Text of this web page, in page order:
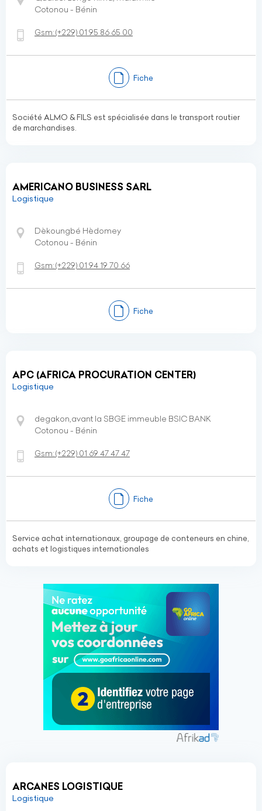
Cotonou - Bénin
Gsm:(+229) 01 95 86 65 00
Fiche
Société ALMO & FILS est spécialisée dans le transport routier
de marchandises.
AMERICANO BUSINESS SARL
Logistique
Dèkoungbé Hèdomey
Cotonou - Bénin
Gsm:(+229) 01 94 19 70 66
Fiche
APC (AFRICA PROCURATION CENTER)
Logistique
degakon,avant la SBGE immeuble BSIC BANK
Cotonou - Bénin
Gsm:(+229) 01 69 47 47 47
Fiche
Service achat internationaux, groupage de conteneurs en chine,
achats et logistiques internationales
ARCANES LOGISTIQUE
Logistique